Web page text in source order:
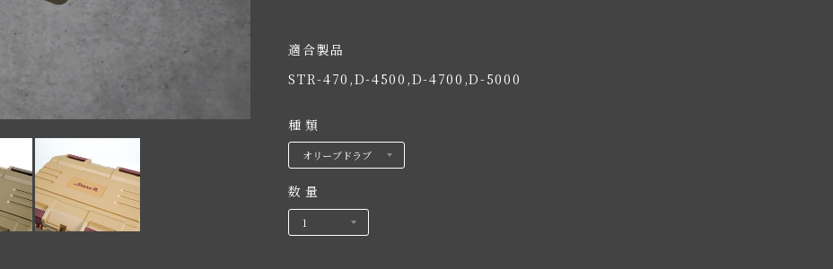
適合製品
STR-470,D-4500,D-4700,D-5000
種類
数量